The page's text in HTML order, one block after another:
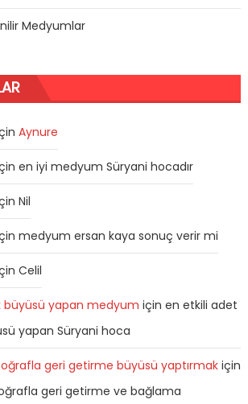
Medyumlar
Aynure
en iyi medyum Süryani hocadır
Nil
medyum ersan kaya sonuç verir mi
Celil
büyüsü yapan medyum için en etkili adet
yapan Süryani hoca
geri getirme büyüsü yaptırmakiçin
geri getirme ve bağlama